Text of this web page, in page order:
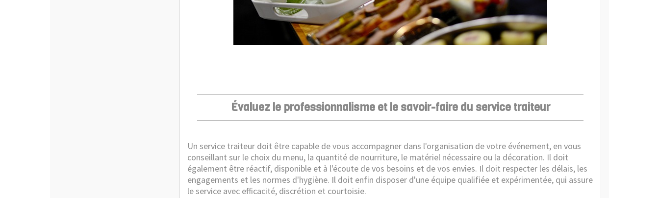
Évaluez le professionnalisme et le savoir-faire du service traiteur
Un service traiteur doit être capable de vous accompagner dans l'organisation de votre événement, en vous
conseillant sur le choix du menu, la quantité de nourriture, le matériel nécessaire ou la décoration. Il doit
également être réactif, disponible et à l'écoute de vos besoins et de vos envies. Il doit respecter les délais, les
engagements et les normes d'hygiène. Il doit enfin disposer d'une équipe qualifiée et expérimentée, qui assure
le service avec efficacité, discrétion et courtoisie.